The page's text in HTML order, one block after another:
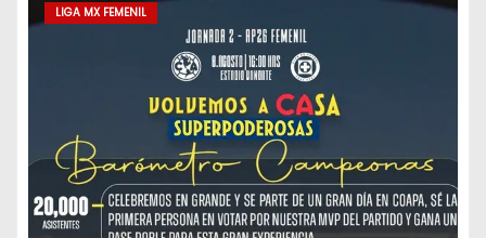
LIGA MX FEMENIL